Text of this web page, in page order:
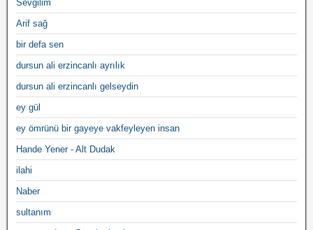
Sevgilim
Arif sağ
bir defa sen
dursun ali erzincanlı ayrılık
dursun ali erzincanlı gelseydin
ey gül
ey ömrünü bir gayeye vakfeyleyen insan
Hande Yener - Alt Dudak
ilahi
Naber
sultanım